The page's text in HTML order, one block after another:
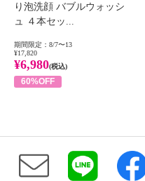
り泡洗顔 バブルウォッシ
ュ ４本セッ...
期間限定：8/7〜13
¥17,820
¥6,980(税込)
60%OFF